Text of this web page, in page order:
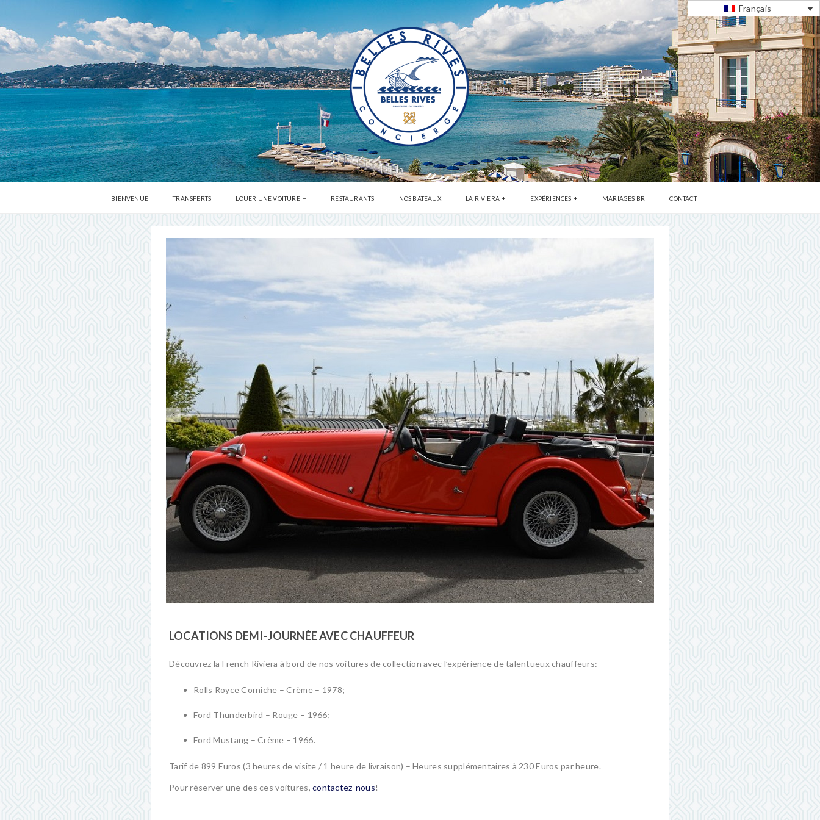
Français
BIENVENUE TRANSFERTS LOUER UNE VOITURE RESTAURANTS NOS BATEAUX LA RIVIERA EXPÉRIENCES MARIAGES BR
CONTACT
VOITURES ANCIENNES
LOCATIONS DEMI-JOURNÉE AVEC CHAUFFEUR
Découvrez la French Riviera à bord de nos voitures de collection avec l’expérience de talentueux chauffeurs:
Rolls Royce Corniche – Crème – 1978;
Ford Thunderbird – Rouge – 1966;
Ford Mustang – Crème – 1966.
Tarif de 899 Euros (3 heures de visite / 1 heure de livraison) – Heures supplémentaires à 230 Euros par heure.
Pour réserver une des ces voitures,contactez-nous!